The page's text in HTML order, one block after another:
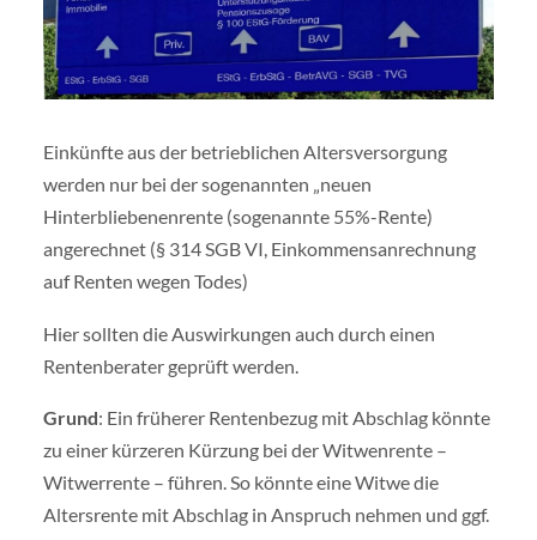
Einkünfte aus der betrieblichen Altersversorgung
werden nur bei der sogenannten „neuen
Hinterbliebenenrente (sogenannte 55%-Rente)
angerechnet (§ 314 SGB VI, Einkommensanrechnung
auf Renten wegen Todes)
Hier sollten die Auswirkungen auch durch einen
Rentenberater geprüft werden.
Grund: Ein früherer Rentenbezug mit Abschlag könnte
zu einer kürzeren Kürzung bei der Witwenrente –
Witwerrente – führen. So könnte eine Witwe die
Altersrente mit Abschlag in Anspruch nehmen und ggf.